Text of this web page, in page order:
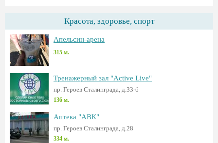
Красота, здоровье, спорт
Апельсин-арена
315 м.
Тренажерный зал "Active Live"
пр. Героев Сталинграда, д.33-б
136 м.
Аптека "АВК"
пр. Героев Сталинграда, д.28
334 м.